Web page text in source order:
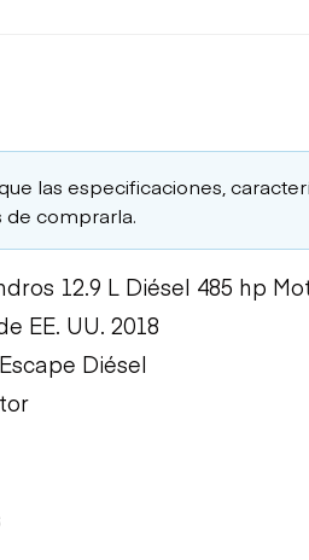
las especificaciones,
de comprarla.
12.9 L Diésel 485 hp
EE. UU. 2018
Diésel